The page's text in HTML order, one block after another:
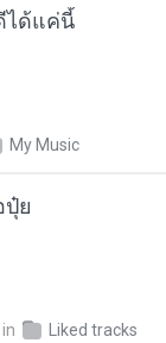
ได้แค่นี้
My Music
ปุ๋ย
in Liked tracks